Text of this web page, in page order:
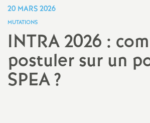
20 MARS 2026
MUTATIONS
INTRA 2026 :
postuler sur un
SPEA?